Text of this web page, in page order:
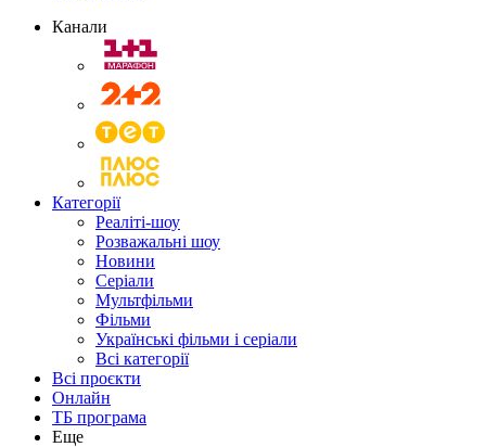
Канали
Категорії
Реаліті-шоу
Розважальні шоу
Новини
Серіали
Мультфільми
Фільми
Українські фільми і серіали
Всі категорії
Всі проєкти
Онлайн
ТБ програма
Еще